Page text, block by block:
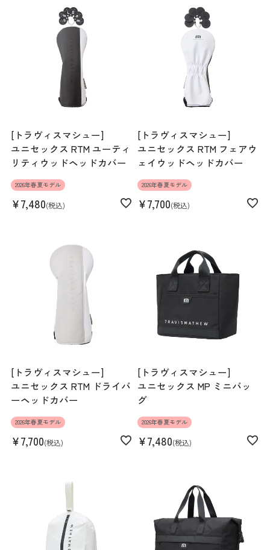
[トラヴィスマシュー]
ユニセックス RTM ユーティ
リティウッドヘッドカバー
2026年春夏モデル
¥7,480 税込
[トラヴィスマシュー]
ユニセックス RTM フェアウ
ェイウッドヘッドカバー
2026年春夏モデル
¥7,700 税込
[トラヴィスマシュー]
ユニセックス RTM ドライバ
ーヘッドカバー
2026年春夏モデル
¥7,700 税込
[トラヴィスマシュー]
ユニセックス MP ミニバッ
グ
2026年春夏モデル
¥7,480 税込